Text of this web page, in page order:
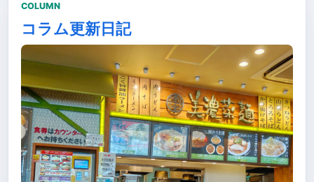
COLUMN
コラム更新日記